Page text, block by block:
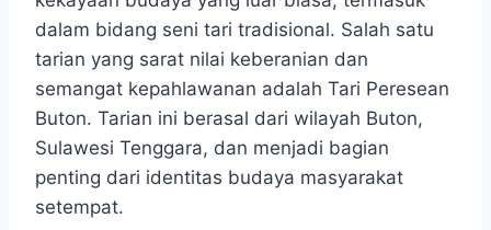
dalam bidang seni tari tradisional. Salah satu
tarian yang sarat nilai keberanian dan
semangat kepahlawanan adalah Tari Peresean
Buton. Tarian ini berasal dari wilayah Buton,
Sulawesi Tenggara, dan menjadi bagian
penting dari identitas budaya masyarakat
setempat.